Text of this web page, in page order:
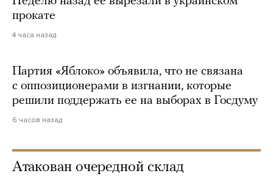
прокате
4 часа назад
Партия «Яблоко» объявила, что не связана
с оппозиционерами в изгнании, которые
решили поддержать ее на выборах в Госдуму
6 часов назад
Атакован очередной склад